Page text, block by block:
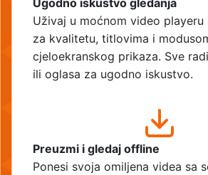
Ugodno iskustvo gledanja
Uživaj u moćnom video playeru
za kvalitetu, titlovima i
cjeloekranskog prikaza. Sve
ili oglasa za ugodno iskustvo.
Preuzmi i gledaj offline
Ponesi svoja omiljena videa sa